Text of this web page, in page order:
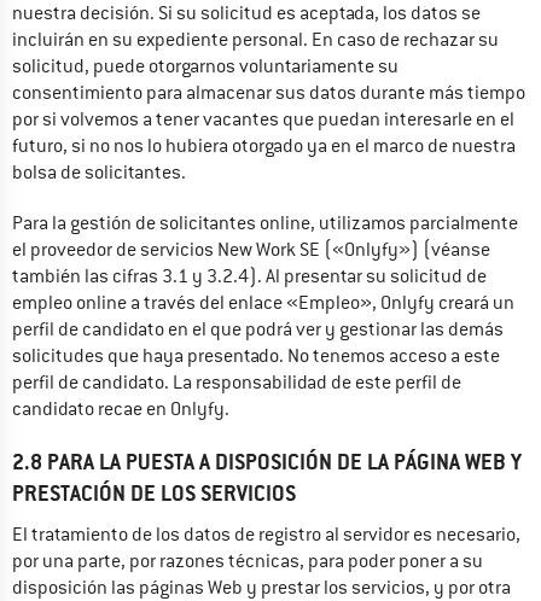
nuestra decisión. Si su solicitud es aceptada, los datos se
incluirán en su expediente personal. En caso de rechazar su
solicitud, puede otorgarnos voluntariamente su
consentimiento para almacenar sus datos durante más tiempo
por si volvemos a tener vacantes que puedan interesarle en el
futuro, si no nos lo hubiera otorgado ya en el marco de nuestra
bolsa de solicitantes.
Para la gestión de solicitantes online, utilizamos parcialmente
el proveedor de servicios New Work SE («Onlyfy») (véanse
también las cifras 3.1 y 3.2.4). Al presentar su solicitud de
empleo online a través del enlace «Empleo», Onlyfy creará un
perfil de candidato en el que podrá ver y gestionar las demás
solicitudes que haya presentado. No tenemos acceso a este
perfil de candidato. La responsabilidad de este perfil de
candidato recae en Onlyfy.
2.8 PARA LA PUESTA A DISPOSICIÓN DE LA PÁGINA WEB Y
PRESTACIÓN DE LOS SERVICIOS
El tratamiento de los datos de registro al servidor es necesario,
por una parte, por razones técnicas, para poder poner a su
disposición las páginas Web y prestar los servicios, y por otra